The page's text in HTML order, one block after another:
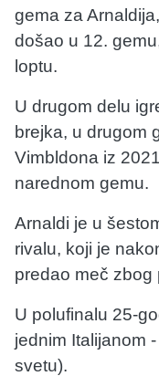
gema za
došao u 12.
loptu.
U drugom delu
brejka, u drugom
Vimbldona iz
narednom gemu.
Arnaldi je u
rivalu, koji je
predao meč zbog
U polufinalu 25-
jednim Italijanom
svetu).